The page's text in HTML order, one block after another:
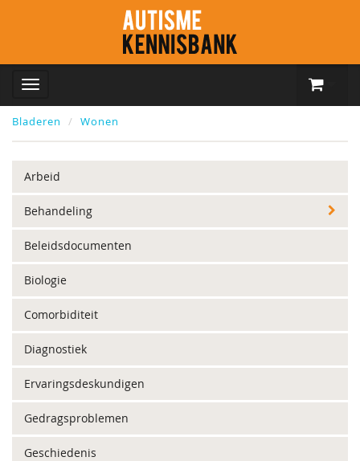
Bladeren Wonen
Arbeid
Behandeling
Beleidsdocumenten
Biologie
Comorbiditeit
Diagnostiek
Ervaringsdeskundigen
Gedragsproblemen
Geschiedenis